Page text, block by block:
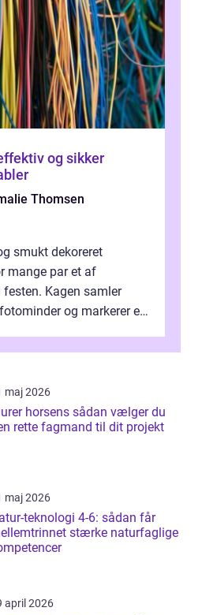
og sikker
Thomsen
smukt dekoreret
mange par et af
Kagen samler
og markerer et
maj 2026
horsens sådan vælger du
rette fagmand til dit projekt
maj 2026
teknologi 4-6: sådan får
stærke naturfaglige
april 2026